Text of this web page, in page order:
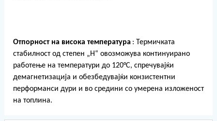
Отпорност на висока температура : Термичката
стабилност од степен „H“ овозможува континуирано
работење на температури до 120°C, спречувајќи
демагнетизација и обезбедувајќи конзистентни
перформанси дури и во средини со умерена изложеност
на топлина.